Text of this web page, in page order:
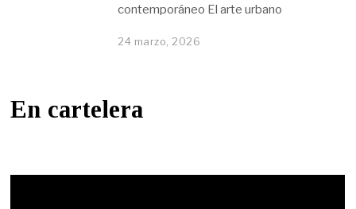
contemporáneo El arte urbano
24 marzo, 2026
En cartelera